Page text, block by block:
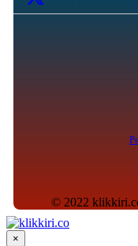
© 2022
×